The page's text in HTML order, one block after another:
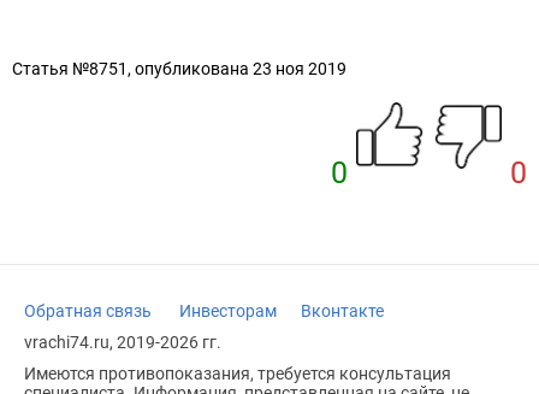
Статья №8751, опубликована 23 ноя 2019
0 0
Обратная связь Инвесторам
Вконтакте
vrachi74.ru, 2019-2026 гг.
Имеются противопоказания, требуется консультация